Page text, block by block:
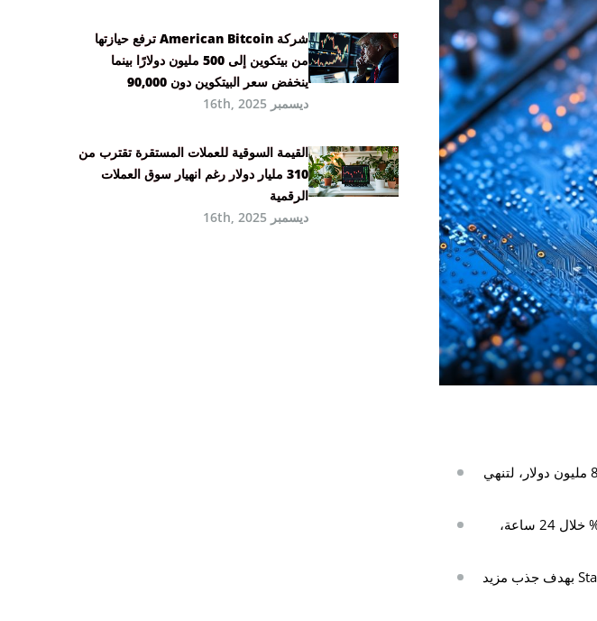
شهدت صناديق الإيثيريوم الفورية (ETF) تدفقات خارجة بقيمة 8.54 مليون دولار، لتنهي
انخفض سعر الإيثيريوم إلى نحو 4,357 دولارًا، أي بتراجع يقارب 2% خلال 24 ساعة،
أطلقت شركتا Bitwise و21Shares ميزات جديدة لخاصية الـStaking بهدف جذب مزيد
شركة American Bitcoin ترفع حيازتها
من بيتكوين إلى 500 مليون دولارًا بينما
ينخفض سعر البيتكوين دون 90,000
ديسمبر 16th, 2025
القيمة السوقية للعملات المستقرة تقترب من
310 مليار دولار رغم انهيار سوق العملات
الرقمية
ديسمبر 16th, 2025